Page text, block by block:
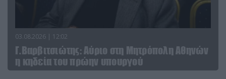
03.08.2026 | 12:02
Γ.Βαρβιτσιώτης: Aύριο στη Μητρόπολη Αθηνών
η κηδεία του πρώην υπουργού